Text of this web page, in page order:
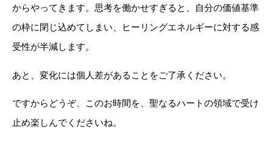
からやってきます。思考を働かせすぎると、自分の価値基準
の枠に閉じ込めてしまい、ヒーリングエネルギーに対する感
受性が半減します。
あと、変化には個人差があることをご了承ください。
ですからどうぞ、このお時間を、聖なるハートの領域で受け
止め楽しんでくださいね。